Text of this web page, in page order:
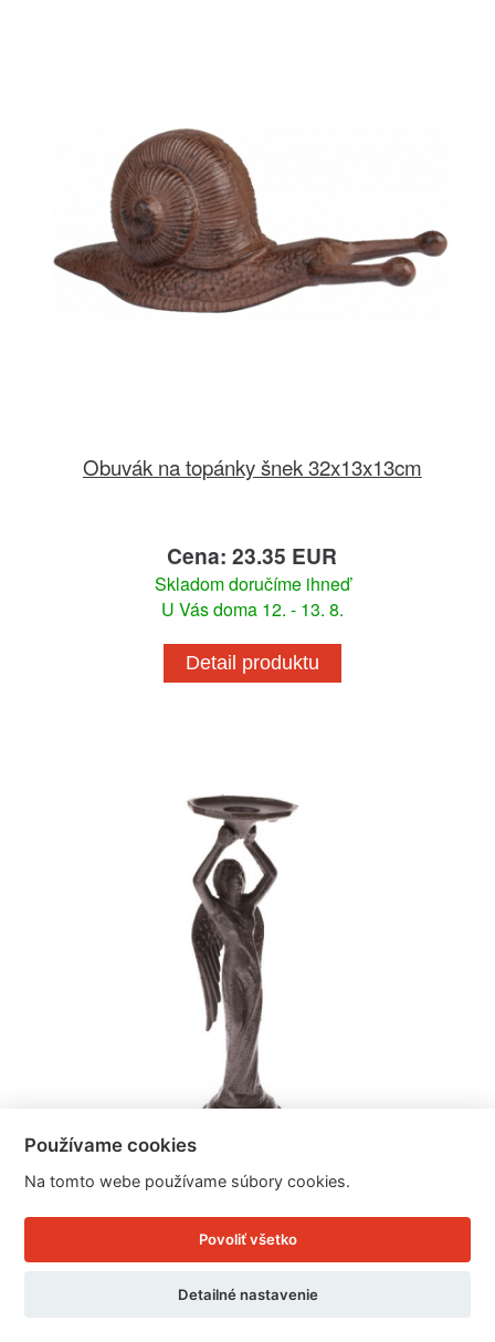
Obuvák na topánky šnek 32x13x13cm
Cena: 23.35 EUR
Skladom doručíme ihneď
U Vás doma 12. - 13. 8.
Detail produktu
Svietnik anjel 12×37×12cm
Cena: 46.75 EUR
Skladom doručíme ihneď
Používame cookies
Na tomto webe používame súbory cookies.
Povoliť všetko
Detailné nastavenie